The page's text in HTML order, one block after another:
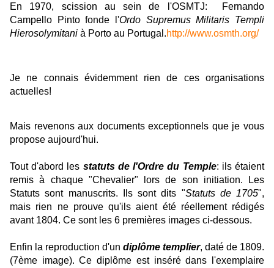
En 1970, scission au sein de l'OSMTJ: Fernando
Campello Pinto fonde l'Ordo Supremus Militaris Templi
Hierosolymitani à Porto au Portugal.http://www.osmth.org/
Je ne connais évidemment rien de ces organisations
actuelles!
Mais revenons aux documents exceptionnels que je vous
propose aujourd'hui.
Tout d'abord les statuts de l'Ordre du Temple: ils étaient
remis à chaque "Chevalier" lors de son initiation. Les
Statuts sont manuscrits. Ils sont dits "Statuts de 1705",
mais rien ne prouve qu'ils aient été réellement rédigés
avant 1804. Ce sont les 6 premières images ci-dessous.
Enfin la reproduction d'un diplôme templier, daté de 1809.
(7ème image). Ce diplôme est inséré dans l'exemplaire